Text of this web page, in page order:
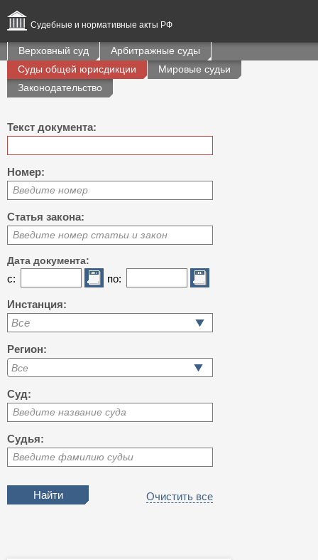
Судебные и нормативные акты РФ
Верховный суд
Арбитражные суды
Суды общей юрисдикции
Мировые судьи
Законодательство
Текст документа:
Номер:
Введите номер
Статья закона:
Введите номер статьи и закон
Дата документа:
с: по:
Инстанция:
Все
Регион:
Суд:
Введите название суда
Судья:
Введите фамилию судьи
Очистить все